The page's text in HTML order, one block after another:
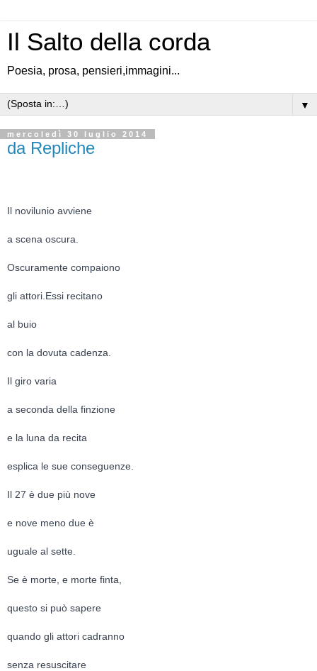
Il Salto della corda
Poesia, prosa, pensieri,immagini...
▼
mercoledì 30 luglio 2014
da Repliche
Il novilunio avviene
a scena oscura.
Oscuramente compaiono
gli attori.Essi recitano
al buio
con la dovuta cadenza.
Il giro varia
a seconda della finzione
e la luna da recita
esplica le sue conseguenze.
Il 27 è due più nove
e nove meno due è
uguale al sette.
Se è morte, e morte finta,
questo si può sapere
quando gli attori cadranno
senza resuscitare